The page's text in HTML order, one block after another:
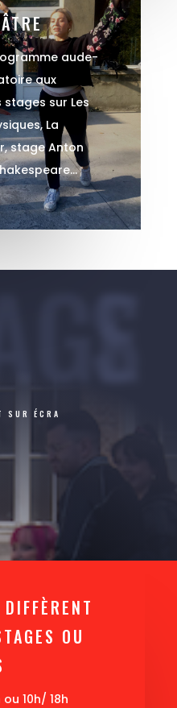
aude-
aux
sur Les
La
stage Anton
STAGES
SUR ÉCRA
OU
ou 10h/ 18h